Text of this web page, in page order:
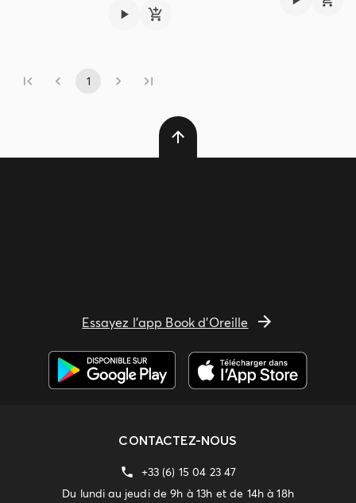
1
Essayez l'app Book d'Oreille
CONTACTEZ-NOUS
+33 (6) 15 04 23 47
Du lundi au jeudi de 9h à 13h et de 14h à 18h